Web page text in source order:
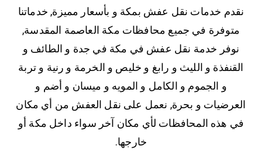
نقدم خدمات نقل عفش بمكة و بأسعار مميزة, خدماتنا
متوفرة في جميع محافظات مكة العاصمة المقدسة,
نوفر خدمة نقل عفش في مكة في جدة و الطائف و
القنفذة و الليث و رابغ و خليص و الخرمة و رنية و تربة
و الجموم و الكامل و المويه و ميسان و أضم و
العرضيات و بحرة, نعمل على نقل العفش من أي مكان
في هذه المحافظات لأي مكان آخر سواء داخل مكة أو
خارجها.